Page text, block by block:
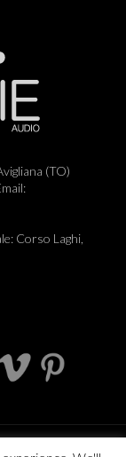
(TO)
Corso Laghi,